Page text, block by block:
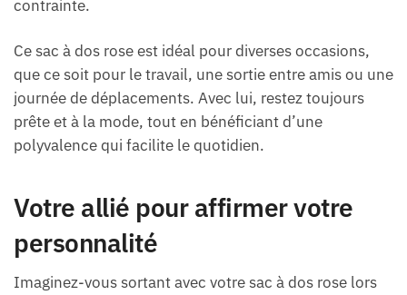
contrainte.
Ce sac à dos rose est idéal pour diverses occasions,
que ce soit pour le travail, une sortie entre amis ou une
journée de déplacements. Avec lui, restez toujours
prête et à la mode, tout en bénéficiant d’une
polyvalence qui facilite le quotidien.
Votre allié pour affirmer votre
personnalité
Imaginez-vous sortant avec votre sac à dos rose lors